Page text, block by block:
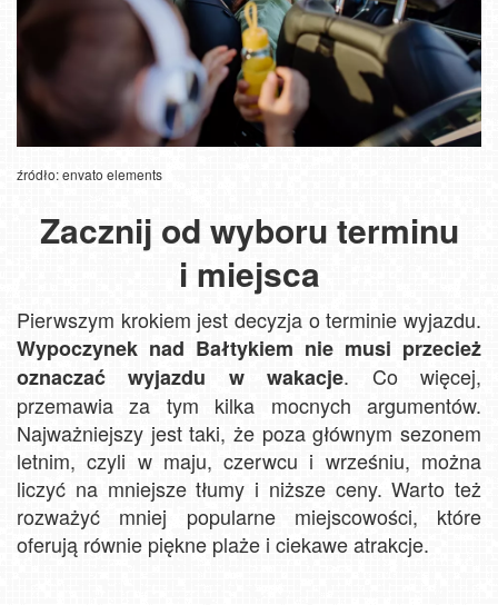
źródło: envato elements
Zacznij od wyboru terminu
i miejsca
Pierwszym krokiem jest decyzja o terminie wyjazdu.
Wypoczynek nad Bałtykiem nie musi przecież
oznaczać wyjazdu w wakacje. Co więcej,
przemawia za tym kilka mocnych argumentów.
Najważniejszy jest taki, że poza głównym sezonem
letnim, czyli w maju, czerwcu i wrześniu, można
liczyć na mniejsze tłumy i niższe ceny. Warto też
rozważyć mniej popularne miejscowości, które
oferują równie piękne plaże i ciekawe atrakcje.